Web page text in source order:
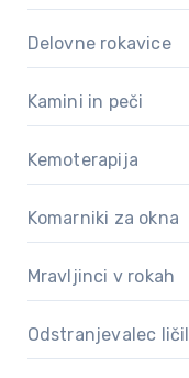
Delovne rokavice
Kamini in peči
Kemoterapija
Komarniki za okna
Mravljinci v rokah
Odstranjevalec ličil